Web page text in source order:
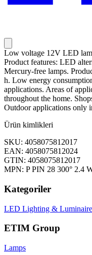
Low voltage 12V LED
Product features: LED
Mercury-free lamps.
h. Low energy
applications. Areas of
throughout the home.
Outdoor applications only
Ürün kimlikleri
SKU: 4058075812017
EAN: 4058075812024
GTIN: 4058075812017
MPN: P PIN 28 300° 2.4
Kategoriler
LED Lighting &
ETIM Group
Lamps